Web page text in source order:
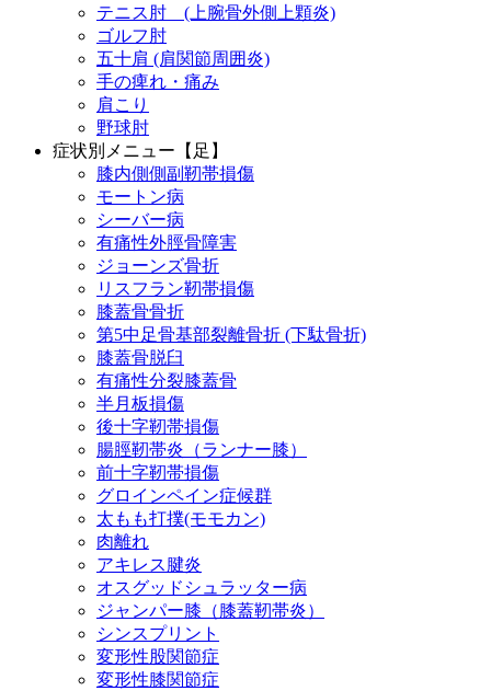
テニス肘 (上腕骨外側上顆炎)
ゴルフ肘
五十肩 (肩関節周囲炎)
手の痺れ・痛み
肩こり
野球肘
症状別メニュー【足】
膝内側側副靭帯損傷
モートン病
シーバー病
有痛性外脛骨障害
ジョーンズ骨折
リスフラン靭帯損傷
膝蓋骨骨折
第5中足骨基部裂離骨折 (下駄骨折)
膝蓋骨脱臼
有痛性分裂膝蓋骨
半月板損傷
後十字靭帯損傷
腸脛靭帯炎（ランナー膝）
前十字靭帯損傷
グロインペイン症候群
太もも打撲(モモカン)
肉離れ
アキレス腱炎
オスグッドシュラッター病
ジャンパー膝（膝蓋靭帯炎）
シンスプリント
変形性股関節症
変形性膝関節症